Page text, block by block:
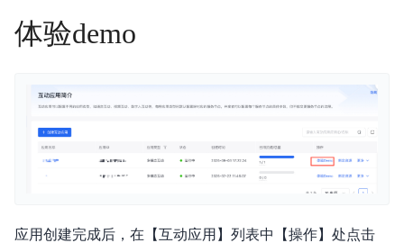
体验demo
应用创建完成后，在【互动应用】列表中【操作】处点击